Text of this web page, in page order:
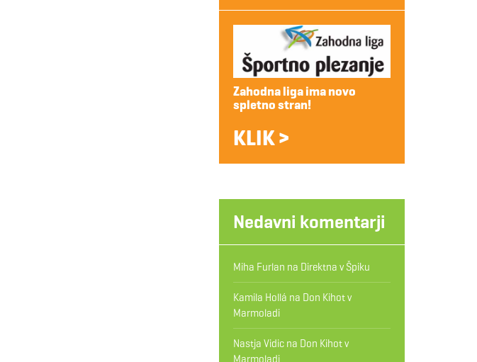
Zahodna liga ima novo
spletno stran!
KLIK >
Nedavni komentarji
Miha Furlan na Direktna v Špiku
Kamila Hollá na Don Kihot v
Marmoladi
Nastja Vidicna Don Kihot v
Marmoladi